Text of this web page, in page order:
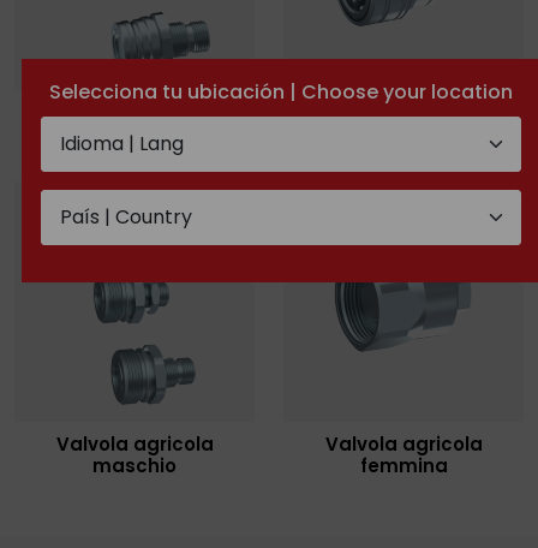
Selecciona tu ubicación | Choose your location
Valvola di frenaggio
maschio
Valvola di frenaggio
Valvola agricola
maschio
Valvola agricola
femmina